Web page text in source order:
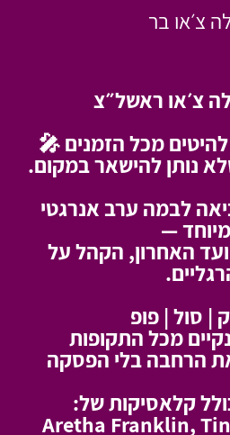
צ׳או בר
מכל הזמנים 🎤
נותן להישאר במקום.
לבמה ערב אנרגטי
—
האחרון, הקהל על
| סול | פופ
מכל התקופות
הרחבה בלי הפסקה
קלאסיקות של:
Aretha Franklin,